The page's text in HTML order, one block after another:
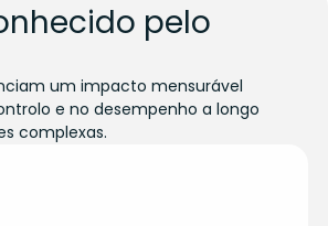
pelo
um impacto mensurável
e no desempenho a longo
complexas.